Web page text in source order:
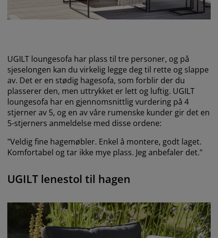
UGILT loungesofa har plass til tre personer, og på
sjeselongen kan du virkelig legge deg til rette og slappe
av. Det er en stødig hagesofa, som forblir der du
plasserer den, men uttrykket er lett og luftig. UGILT
loungesofa har en gjennomsnittlig vurdering på 4
stjerner av 5, og en av våre rumenske kunder gir det en
5-stjerners anmeldelse med disse ordene:
"Veldig fine hagemøbler. Enkel å montere, godt laget.
Komfortabel og tar ikke mye plass. Jeg anbefaler det."
UGILT lenestol til hagen